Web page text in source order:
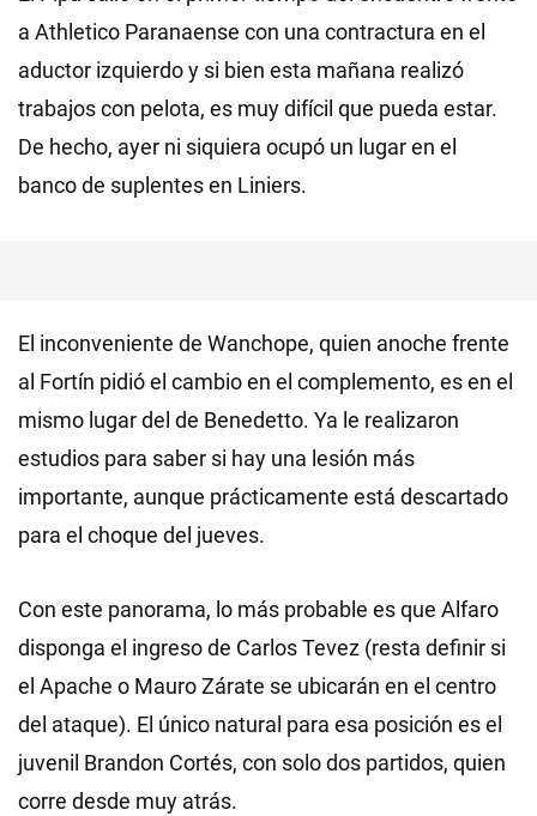
a Athletico Paranaense con una contractura en el
aductor izquierdo y si bien esta mañana realizó
trabajos con pelota, es muy difícil que pueda estar.
De hecho, ayer ni siquiera ocupó un lugar en el
banco de suplentes en Liniers.
El inconveniente de Wanchope, quien anoche frente
al Fortín pidió el cambio en el complemento, es en el
mismo lugar del de Benedetto. Ya le realizaron
estudios para saber si hay una lesión más
importante, aunque prácticamente está descartado
para el choque del jueves.
Con este panorama, lo más probable es que Alfaro
disponga el ingreso de Carlos Tevez (resta definir si
el Apache o Mauro Zárate se ubicarán en el centro
del ataque). El único natural para esa posición es el
juvenil Brandon Cortés, con solo dos partidos, quien
corre desde muy atrás.